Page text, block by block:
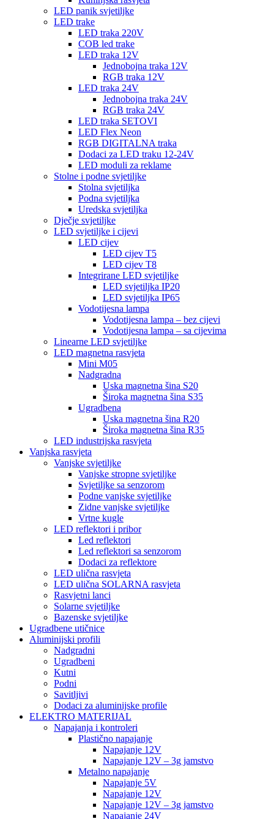
LED panik svjetiljke
LED trake
LED traka 220V
COB led trake
LED traka 12V
Jednobojna traka 12V
RGB traka 12V
LED traka 24V
Jednobojna traka 24V
RGB traka 24V
LED traka SETOVI
LED Flex Neon
RGB DIGITALNA traka
Dodaci za LED traku 12-24V
LED moduli za reklame
Stolne i podne svjetiljke
Stolna svjetiljka
Podna svjetiljka
Uredska svjetiljka
Dječje svjetiljke
LED svjetiljke i cijevi
LED cijev
LED cijev T5
LED cijev T8
Integrirane LED svjetiljke
LED svjetiljka IP20
LED svjetiljka IP65
Vodotijesna lampa
Vodotijesna lampa – bez cijevi
Vodotijesna lampa – sa cijevima
Linearne LED svjetiljke
LED magnetna rasvjeta
Mini M05
Nadgradna
Uska magnetna šina S20
Široka magnetna šina S35
Ugradbena
Uska magnetna šina R20
Široka magnetna šina R35
LED industrijska rasvjeta
Vanjska rasvjeta
Vanjske svjetiljke
Vanjske stropne svjetiljke
Svjetiljke sa senzorom
Podne vanjske svjetiljke
Zidne vanjske svjetiljke
Vrtne kugle
LED reflektori i pribor
Led reflektori
Led reflektori sa senzorom
Dodaci za reflektore
LED ulična rasvjeta
LED ulična SOLARNA rasvjeta
Rasvjetni lanci
Solarne svjetiljke
Bazenske svjetiljke
Ugradbene utičnice
Aluminijski profili
Nadgradni
Ugradbeni
Kutni
Podni
Savitljivi
Dodaci za aluminijske profile
ELEKTRO MATERIJAL
Napajanja i kontroleri
Plastično napajanje
Napajanje 12V
Napajanje 12V – 3g jamstvo
Metalno napajanje
Napajanje 5V
Napajanje 12V
Napajanje 12V – 3g jamstvo
Napajanje 24V